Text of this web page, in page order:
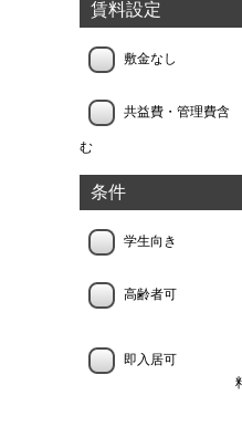
賃料設定
敷金なし
共益費・管理費含
む
条件
学生向き
高齢者可
即入居可